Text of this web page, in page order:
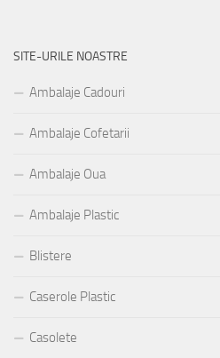
SITE-URILE NOASTRE
Ambalaje Cadouri
Ambalaje Cofetarii
Ambalaje Oua
Ambalaje Plastic
Blistere
Caserole Plastic
Casolete